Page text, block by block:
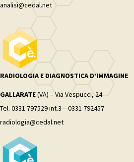
analisi@cedal.net
RADIOLOGIA E DIAGNOSTICA D’IMMAGINE
GALLARATE(VA) – Via Vespucci, 24
Tel. 0331 797529 int.3 – 0331 792457
radiologia@cedal.net